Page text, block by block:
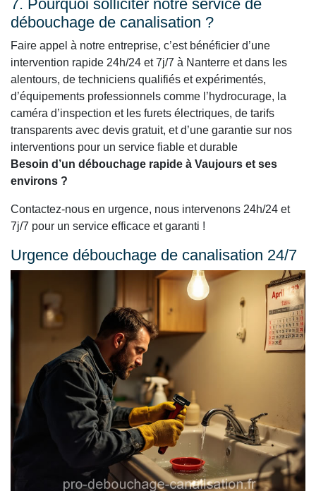
7. Pourquoi solliciter notre service de
débouchage de canalisation ?
Faire appel à notre entreprise, c’est bénéficier d’une
intervention rapide 24h/24 et 7j/7 à Nanterre et dans les
alentours, de techniciens qualifiés et expérimentés,
d’équipements professionnels comme l’hydrocurage, la
caméra d’inspection et les furets électriques, de tarifs
transparents avec devis gratuit, et d’une garantie sur nos
interventions pour un service fiable et durable
Besoin d’un débouchage rapide à Vaujours et ses
environs ?
Contactez-nous en urgence, nous intervenons 24h/24 et
7j/7 pour un service efficace et garanti !
Urgence débouchage de canalisation 24/7